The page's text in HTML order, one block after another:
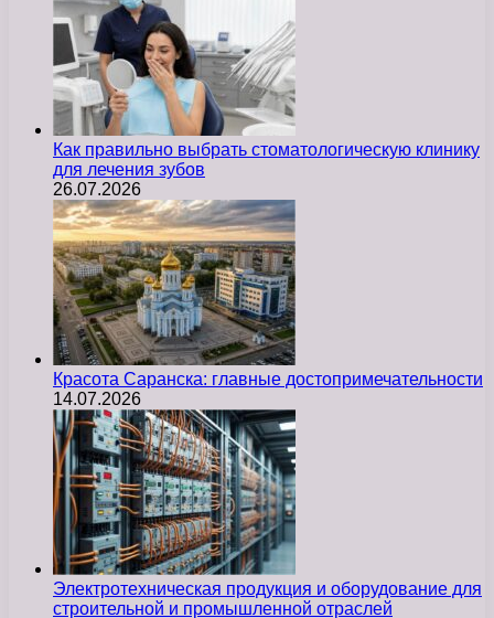
Как правильно выбрать стоматологическую клинику
для лечения зубов
26.07.2026
Красота Саранска: главные достопримечательности
14.07.2026
Электротехническая продукция и оборудование для
строительной и промышленной отраслей